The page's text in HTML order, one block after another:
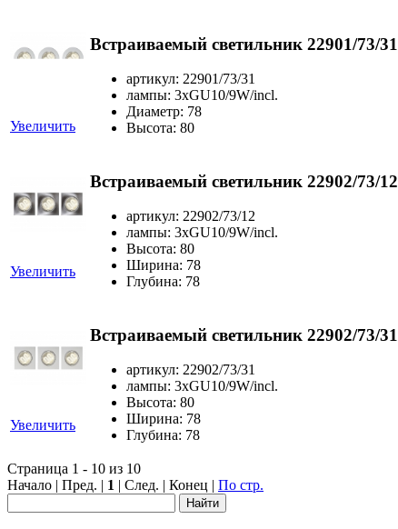
Увеличить
Встраиваемый светильник 22901/73/31
артикул: 22901/73/31
лампы: 3xGU10/9W/incl.
Диаметр: 78
Высота: 80
Увеличить
Встраиваемый светильник 22902/73/12
артикул: 22902/73/12
лампы: 3xGU10/9W/incl.
Высота: 80
Ширина: 78
Глубина: 78
Увеличить
Встраиваемый светильник 22902/73/31
артикул: 22902/73/31
лампы: 3xGU10/9W/incl.
Высота: 80
Ширина: 78
Глубина: 78
Страница 1 - 10 из 10
Начало | Пред. | 1 | След. | Конец | По стр.